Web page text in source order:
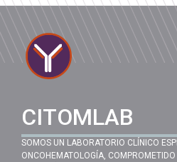
CITOMLAB
SOMOS UN LABORATORIO CLÍNICO
ONCOHEMATOLOGÍA,